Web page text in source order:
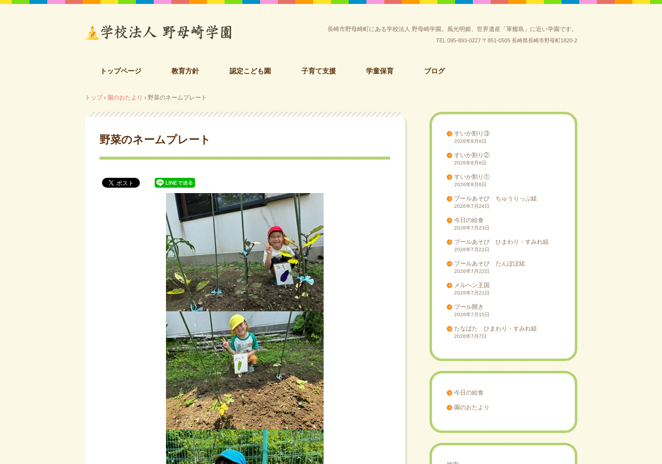
長崎市野母崎町にある学校法人 野母崎学園。風光明媚、世界遺産「軍艦島」に近い学園です。
TEL 095-893-0227 〒851-0505 長崎県長崎市野母町1820-2
トップページ 教育方針 認定こども園 子育て支援 学童保育 ブログ
トップ › 園のおたより › 野菜のネームプレート
野菜のネームプレート すいか割り③
2026年8月6日
すいか割り②
2026年8月6日
すいか割り①
2026年8月6日
プールあそび ちゅうりっぷ組
2026年7月24日
今日の給食
2026年7月23日
プールあそび ひまわり・すみれ組
2026年7月22日
プールあそび たんぽぽ組
2026年7月22日
メルヘン王国
2026年7月21日
プール開き
2026年7月15日
たなばた ひまわり・すみれ組
2026年7月7日
今日の給食
園のおたより